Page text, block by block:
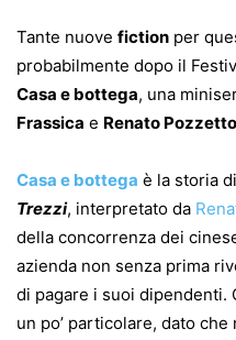
Tante nuove fiction per
probabilmente dopo il
Casa e bottega, una
Frassica e Renato Pozzetto
Casa e bottega è la storia
Trezzi, interpretato da
della concorrenza dei
azienda non senza prima
di pagare i suoi dipendenti.
un po’ particolare, dato che